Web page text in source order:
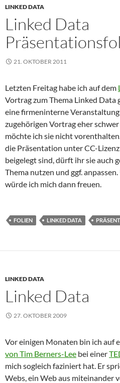
LINKED DATA
Linked Data
21. OKTOBER 2011
Letzten Freitag habe ich auf dem
Vortrag zum Thema Linked Data
eine firmeninterne
zugehörigen Vortrag eher
möchte ich sie nicht
die Präsentation unter CC-
beigelegt sind, dürft ihr sie auch
Thema nutzen und ggf.
würde ich mich dann freuen.
FOLIEN LINKED DATA
LINKED DATA
Linked Data
27. OKTOBER 2009
Vor einigen Monaten bin ich auf
von Tim Berners-Lee bei einer
mich sogleich faziniert hat. Er
Webs, ein Web aus miteinander